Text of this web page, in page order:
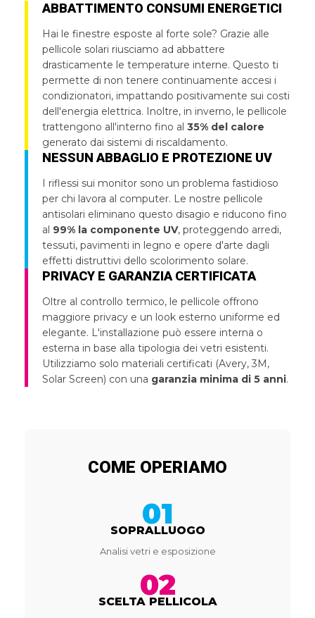
ABBATTIMENTO CONSUMI ENERGETICI
Hai le finestre esposte al forte sole? Grazie alle
pellicole solari riusciamo ad abbattere
drasticamente le temperature interne. Questo ti
permette di non tenere continuamente accesi i
condizionatori, impattando positivamente sui costi
dell'energia elettrica. Inoltre, in inverno, le pellicole
trattengono all'interno fino al 35% del calore
generato dai sistemi di riscaldamento.
NESSUN ABBAGLIO E PROTEZIONE UV
I riflessi sui monitor sono un problema fastidioso
per chi lavora al computer. Le nostre pellicole
antisolari eliminano questo disagio e riducono fino
al 99% la componente UV, proteggendo arredi,
tessuti, pavimenti in legno e opere d'arte dagli
effetti distruttivi dello scolorimento solare.
PRIVACY E GARANZIA CERTIFICATA
Oltre al controllo termico, le pellicole offrono
maggiore privacy e un look esterno uniforme ed
elegante. L'installazione può essere interna o
esterna in base alla tipologia dei vetri esistenti.
Utilizziamo solo materiali certificati (Avery, 3M,
Solar Screen) con una garanzia minima di 5 anni.
COME OPERIAMO
01
SOPRALLUOGO
Analisi vetri e esposizione
02
SCELTA PELLICOLA